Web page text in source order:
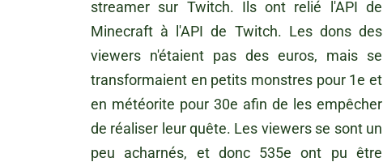
streamer sur Twitch. Ils ont relié l'API de
Minecraft à l'API de Twitch. Les dons des
viewers n'étaient pas des euros, mais se
transformaient en petits monstres pour 1e et
en météorite pour 30e afin de les empêcher
de réaliser leur quête. Les viewers se sont un
peu acharnés, et donc 535e ont pu être